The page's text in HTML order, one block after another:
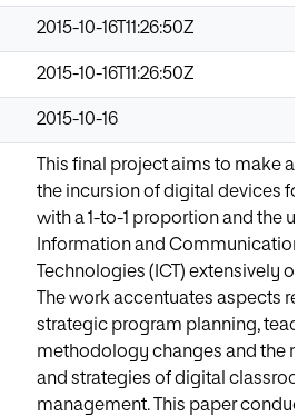
2015-10-16T11:26:50Z
2015-10-16T11:26:50Z
2015-10-16
This final project aims to make
the incursion of digital devices
with a 1-to-1 proportion and the
Information and Communication
Technologies (ICT) extensively
The work accentuates aspects
strategic program planning,
methodology changes and the
and strategies of digital
management. This paper